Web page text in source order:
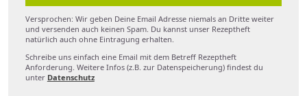
Versprochen: Wir geben Deine Email Adresse niemals an Dritte weiter
und versenden auch keinen Spam. Du kannst unser Rezeptheft
natürlich auch ohne Eintragung erhalten.
Schreibe uns einfach eine Email mit dem Betreff Rezeptheft
Anforderung. Weitere Infos (z.B. zur Datenspeicherung) findest du
unter Datenschutz